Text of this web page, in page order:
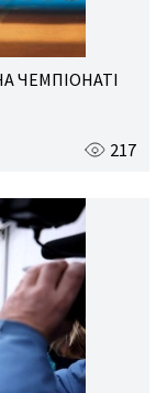
ЧЕМПІОНАТІ
217